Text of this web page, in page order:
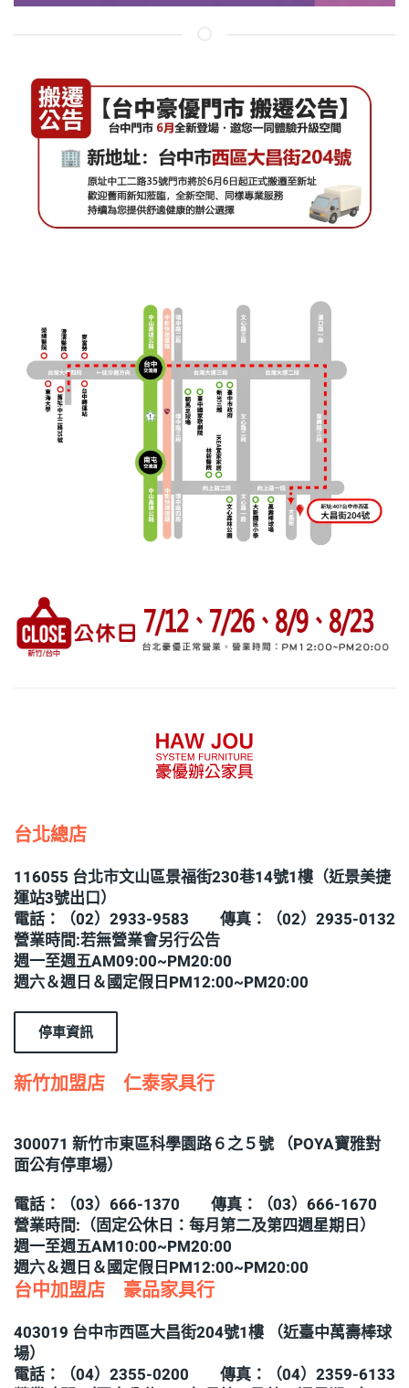
台北總店
116055 台北市文山區景福街230巷14號1樓（近景美捷
運站3號出口）
電話：（02）2933-9583 傳真：（02）2935-0132
營業時間:若無營業會另行公告
週一至週五AM09:00~PM20:00
週六＆週日＆國定假日PM12:00~PM20:00
停車資訊
新竹加盟店 仁泰家具行
300071 新竹市東區科學園路６之５號 （POYA寶雅對
面公有停車場）
電話：（03）666-1370 傳真：（03）666-1670
營業時間:（固定公休日：每月第二及第四週星期日）
週一至週五AM10:00~PM20:00
週六＆週日＆國定假日PM12:00~PM20:00
台中加盟店 豪品家具行
403019 台中市西區大昌街204號1樓 （近臺中萬壽棒球
場）
電話：（04）2355-0200 傳真：（04）2359-6133